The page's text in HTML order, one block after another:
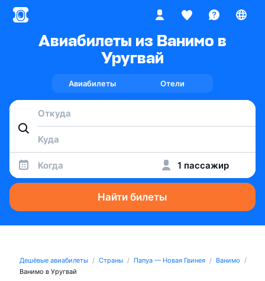
Авиабилеты из Ванимо в
Уругвай
Авиабилеты Отели
Когда 1 пассажир
Найти билеты
Дешёвые авиабилеты Страны Папуа — Новая Гвинея
Ванимо
Ванимо в Уругвай